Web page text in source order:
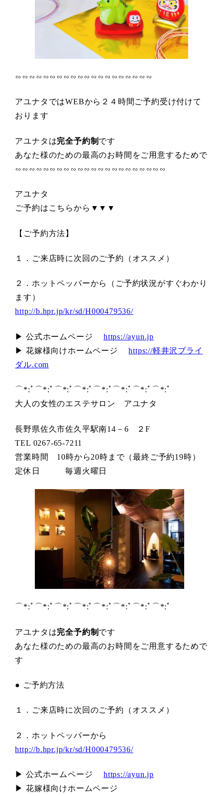
∽∽∽∽∽∽∽∽∽∽∽∽∽∽∽∽∽∽∽∽
アユナタではWEBから２４時間ご予約受け付けて
おります
アユナタは完全予約制 です
あなた様のための最高のお時間をご用意するためで
∽∽∽∽∽∽∽∽∽∽∽∽∽∽∽∽∽∽∽∽∽∽
アユナタ
ご予約はこちらから▼▼▼
【ご予約方法】
１．ご来店時に次回のご予約（オススメ）
２．ホットペッパーから（ご予約状況がすぐわかり
ます）
http://b.hpr.jp/kr/sd/H000479536/
▶ 公式ホームページ https://ayun.jp
▶ 花嫁様向けホームページhttps://軽井沢ブライ
ダル.com
⌒*:ﾟ⌒*:ﾟ⌒*:ﾟ⌒*:ﾟ⌒*:ﾟ⌒*:ﾟ⌒*:ﾟ⌒*:ﾟ
大人の女性のエステサロン アユナタ
長野県佐久市佐久平駅南14－6 ２F
TEL 0267-65-7211
営業時間 10時から20時まで（最終ご予約19時）
定休日 毎週火曜日
⌒*:ﾟ⌒*:ﾟ⌒*:ﾟ⌒*:ﾟ⌒*:ﾟ⌒*:ﾟ⌒*:ﾟ⌒*:ﾟ
アユナタは完全予約制 です
あなた様のための最高のお時間をご用意するためで
す
● ご予約方法
１．ご来店時に次回のご予約（オススメ）
２．ホットペッパーから
http://b.hpr.jp/kr/sd/H000479536/
▶ 公式ホームページ https://ayun.jp
▶ 花嫁様向けホームページ